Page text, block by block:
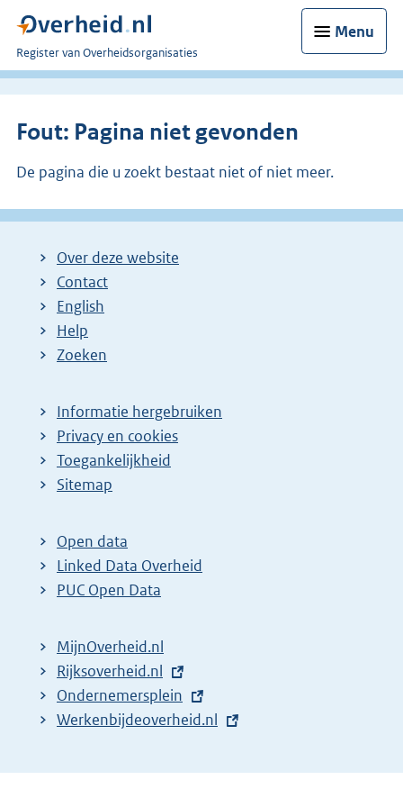
Menu
U
bent
Register van Overheidsorganisaties
Fout: Pagina niet gevonden
De pagina die u zoekt bestaat niet of niet meer.
Over deze website
Contact
English
Help
Zoeken
Informatie hergebruiken
Privacy en cookies
Toegankelijkheid
Sitemap
Open data
Linked Data Overheid
PUC Open Data
MijnOverheid.nl
E
x
t
r
Rijksoverheid.nl
E
x
e
Ondernemersplein
E
t
Werkenbijdeoverheid.nl